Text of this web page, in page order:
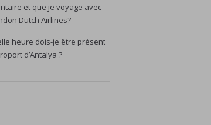
et que je voyage avec
Dutch Airlines?
heure dois-je être présent
d’Antalya ?